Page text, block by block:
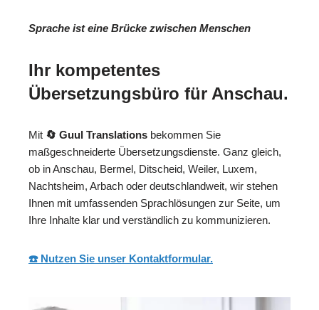
Sprache ist eine Brücke zwischen Menschen
Ihr kompetentes
Übersetzungsbüro für Anschau.
Mit 🔄 Guul Translations bekommen Sie
maßgeschneiderte Übersetzungsdienste. Ganz gleich,
ob in Anschau, Bermel, Ditscheid, Weiler, Luxem,
Nachtsheim, Arbach oder deutschlandweit, wir stehen
Ihnen mit umfassenden Sprachlösungen zur Seite, um
Ihre Inhalte klar und verständlich zu kommunizieren.
☎️ Nutzen Sie unser Kontaktformular.